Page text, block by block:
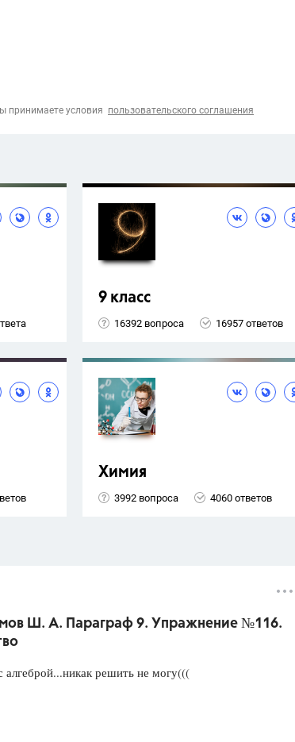
принимаете условия пользовательского соглашения
9 класс
16392 вопроса 16957 ответов
Химия
3992 вопроса 4060 ответов
Ш. А. Параграф 9. Упражнение №116.
решить не могу(((